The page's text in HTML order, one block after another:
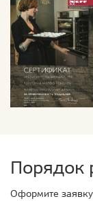
Порядок
Оформите